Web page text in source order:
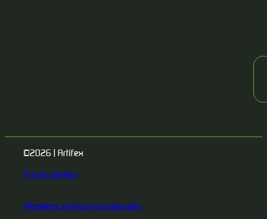
©2026 | Artifex
Privacybeleid
Algemene verhuurvoorwaarden